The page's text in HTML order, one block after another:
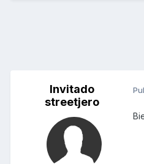
Invitado
streetjero